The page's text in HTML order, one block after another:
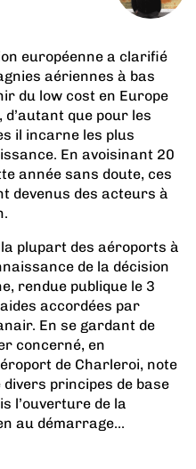
européenne a clarifié
aériennes à bas
du low cost en Europe
que pour les
il incarne les plus
En avoisinant 20
année sans doute, ces
devenus des acteurs à
la plupart des aéroports à
de la décision
rendue publique le 3
accordées par
En se gardant de
concerné, en
de Charleroi, note
principes de base
l’ouverture de la
au démarrage...